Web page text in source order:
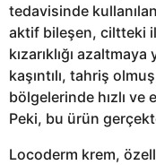
tedavisinde
aktif bileşen, ciltteki
kızarıklığı
kaşıntılı, tahriş
bölgelerinde hızlı ve
Peki, bu ürün
Locoderm krem,